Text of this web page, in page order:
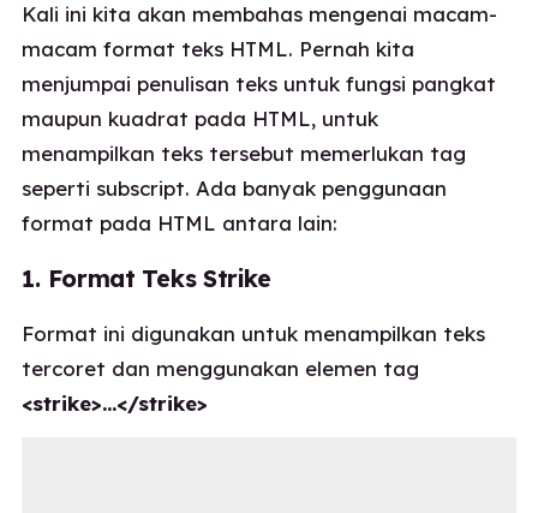
Kali ini kita akan membahas mengenai macam-
macam format teks HTML. Pernah kita
menjumpai penulisan teks untuk fungsi pangkat
maupun kuadrat pada HTML, untuk
menampilkan teks tersebut memerlukan tag
seperti subscript. Ada banyak penggunaan
format pada HTML antara lain:
1. Format Teks Strike
Format ini digunakan untuk menampilkan teks
tercoret dan menggunakan elemen tag
<strike>…</strike>